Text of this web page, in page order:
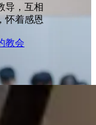
教会
导，互相
怀着感恩